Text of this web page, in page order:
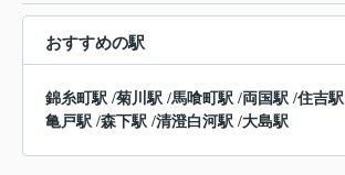
おすすめの駅
錦糸町駅 /菊川駅 /馬喰町駅 /両国駅 /住吉駅
亀戸駅 /森下駅 /清澄白河駅 /大島駅